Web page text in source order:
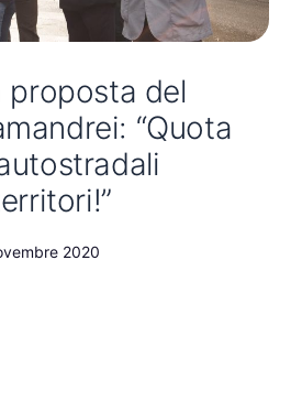
proposta del
“Quota
2020